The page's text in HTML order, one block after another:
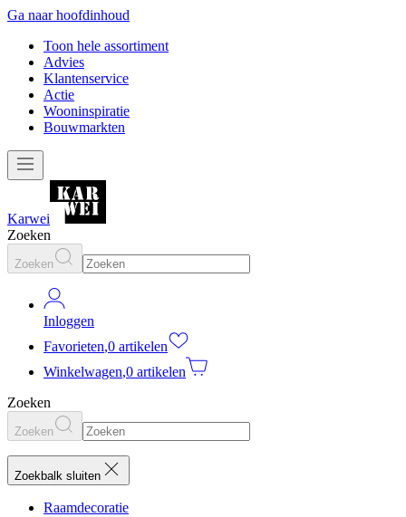
Ga naar hoofdinhoud
Toon hele assortiment
Advies
Klantenservice
Actie
Wooninspiratie
Bouwmarkten
Karwei
Zoeken
Zoeken
Inloggen
Favorieten,0 artikelen
Winkelwagen,0 artikelen
Zoeken
Zoeken
Zoekbalk sluiten
Raamdecoratie